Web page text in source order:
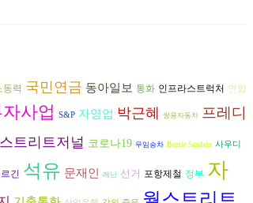
동력 국민연금 동아일보 통화 인프라스트럭처 연합
사업 S&P 자영업 박근혜 쌍용자동차 프레디
트리트저널 코로나19 무임승차 Bernie Sanders 사우디
긴 석유 문재인 레닌 선거 포항제철 정부 자